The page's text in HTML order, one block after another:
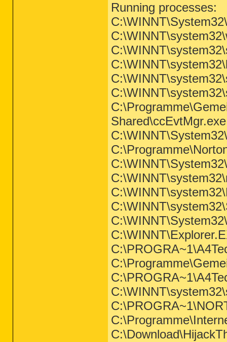
Running processes:
Shared\ccEvtMgr.exe